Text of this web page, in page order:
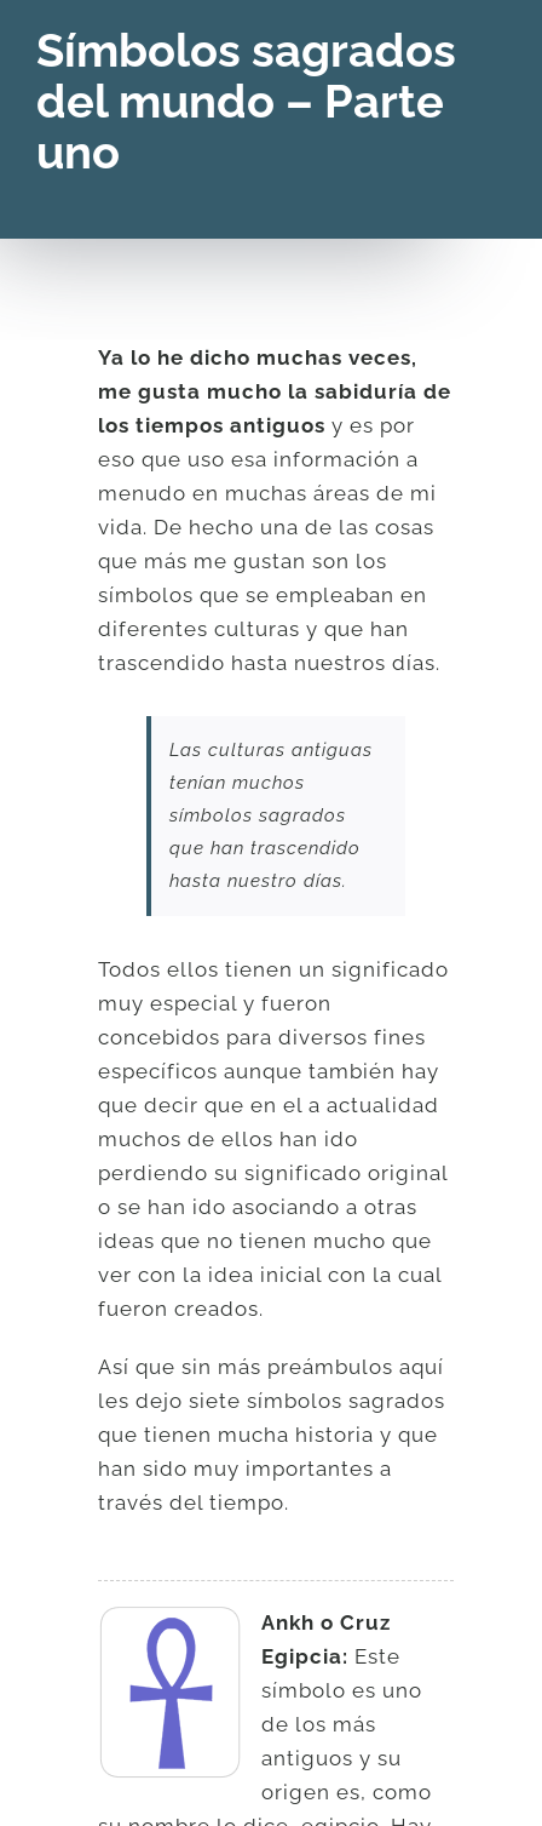
ACERCA
CONTACTO
Símbolos sagrados
del mundo – Parte
uno
Ya lo he dicho muchas veces,
me gusta mucho la sabiduría de
los tiempos antiguos y es por
eso que uso esa información a
menudo en muchas áreas de mi
vida. De hecho una de las cosas
que más me gustan son los
símbolos que se empleaban en
diferentes culturas y que han
trascendido hasta nuestros días.
Las culturas antiguas
tenían muchos
símbolos sagrados
que han trascendido
hasta nuestro días.
Todos ellos tienen un significado
muy especial y fueron
concebidos para diversos fines
específicos aunque también hay
que decir que en el a actualidad
muchos de ellos han ido
perdiendo su significado original
o se han ido asociando a otras
ideas que no tienen mucho que
ver con la idea inicial con la cual
fueron creados.
Así que sin más preámbulos aquí
les dejo siete símbolos sagrados
que tienen mucha historia y que
han sido muy importantes a
través del tiempo.
Ankh o Cruz
Egipcia: Este
símbolo es uno
de los más
antiguos y su
origen es, como